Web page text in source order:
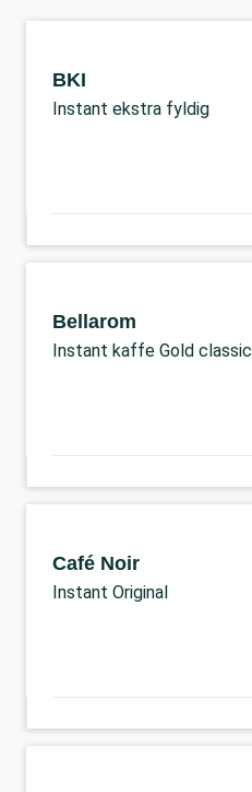
BKI
Instant ekstra fyldig
Bellarom
Instant kaffe Gold classic
Café Noir
Instant Original